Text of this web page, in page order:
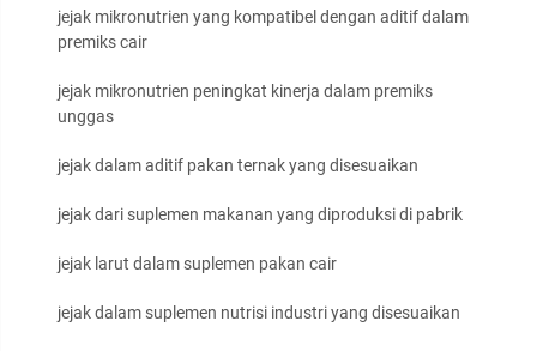
jejak mikronutrien yang kompatibel dengan aditif dalam
premiks cair
jejak mikronutrien peningkat kinerja dalam premiks
unggas
jejak dalam aditif pakan ternak yang disesuaikan
jejak dari suplemen makanan yang diproduksi di pabrik
jejak larut dalam suplemen pakan cair
jejak dalam suplemen nutrisi industri yang disesuaikan